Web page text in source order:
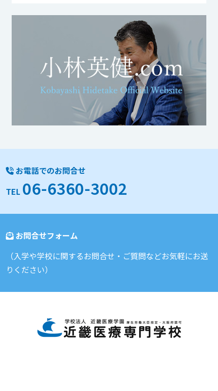
お電話でのお問合せ
TEL 06-6360-3002
お問合せフォーム
（入学や学校に関するお問合せ・ご質問などお気軽にお送
りください）